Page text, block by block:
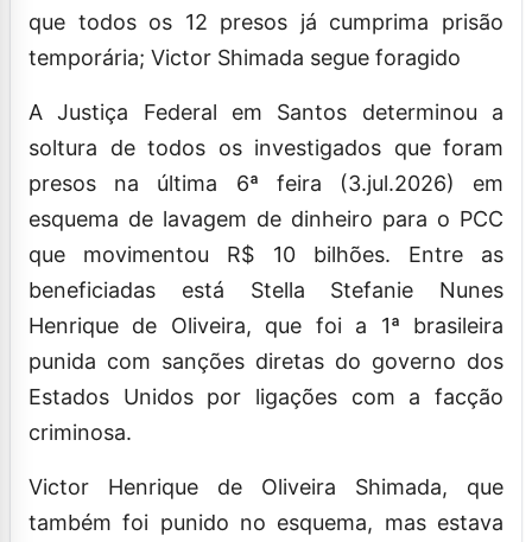
que todos os 12 presos já cumprima prisão
temporária; Victor Shimada segue foragido
A Justiça Federal em Santos determinou a
soltura de todos os investigados que foram
presos na última 6ª feira (3.jul.2026) em
esquema de lavagem de dinheiro para o PCC
que movimentou R$ 10 bilhões. Entre as
beneficiadas está Stella Stefanie Nunes
Henrique de Oliveira, que foi a 1ª brasileira
punida com sanções diretas do governo dos
Estados Unidos por ligações com a facção
criminosa.
Victor Henrique de Oliveira Shimada, que
também foi punido no esquema, mas estava